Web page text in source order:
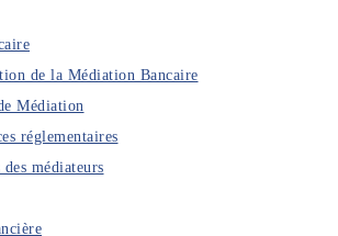
de la Médiation Bancaire
Médiation
réglementaires
des médiateurs